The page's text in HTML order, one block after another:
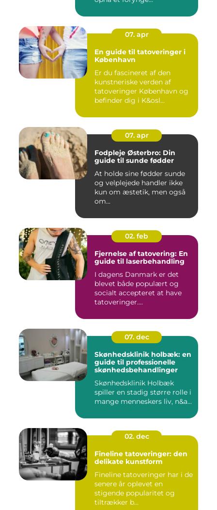
07. apr
En guide til tatoveringer i
København
Er du fascineret af den
kunstneriske verden af
tatoveringer København og
befinder dig i K&osl...
07. apr
Fodpleje Østerbro: Din
guide til sunde fødder
At holde sine fødder sunde
og velplejede handler ikke
kun om æstetik, men også
om...
02. feb
Fjernelse af tatovering: En
guide til laserbehandling
I dagens Danmark er det
blevet både populært og
socialt accepteret at have
tatoveringer....
07. dec
Skønhedsklinik holbæk: en
guide til professionelle
skønhedsbehandlinger
Skønhedsklinik Holbæk
spiller en stadig større rolle i
mange menneskers liv, n&a...
02. dec
Fineline tatoveringer: den
delikate kunstform
Fineline tatoveringer har i de
senere år oplevet en
stigende popularitet og
tiltrækker b...